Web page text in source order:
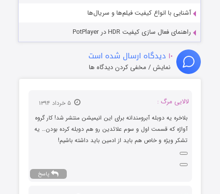
آشنایی با انواع کیفیت فیلم‌ها و سریال‌ها
راهنمای فعال سازی کیفیت HDR در PotPlayer
۱۰ دیدگاه ارسال شده است
نمایش / مخفی کردن دیدگاه ها
لالایی مرگ :
بلاخره یه دوبله آبرومندانه برای این انیمیشن منتشر شد! کار گروه
آواژه که قسمت اول و سوم علائدین رو هم دوبله کرده بودن… یه
تشکر ویژه و خاص هم باید از ادمین باید داشته باشیم!
پاسخ